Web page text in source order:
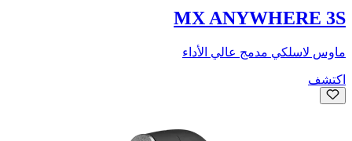
MX ANYWHERE 3S
ماوس لاسلكي مدمج عالي الأداء
اكتشف